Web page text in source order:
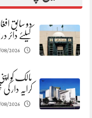
دو سابق
کیلئے دائر
2026
مالک کو
کرایہ دار
2026